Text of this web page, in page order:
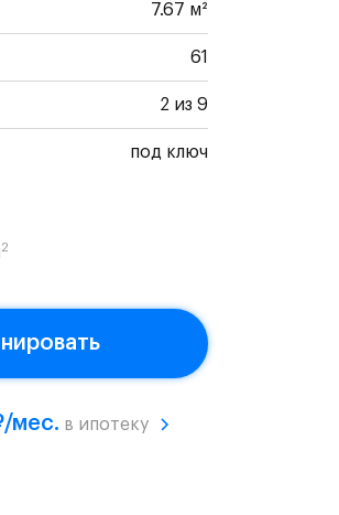
7.67 м²
61
2 из 9
под ключ
2
мес. в ипотеку